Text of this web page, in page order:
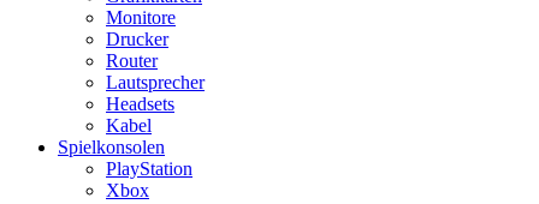
Monitore
Drucker
Router
Lautsprecher
Headsets
Kabel
Spielkonsolen
PlayStation
Xbox